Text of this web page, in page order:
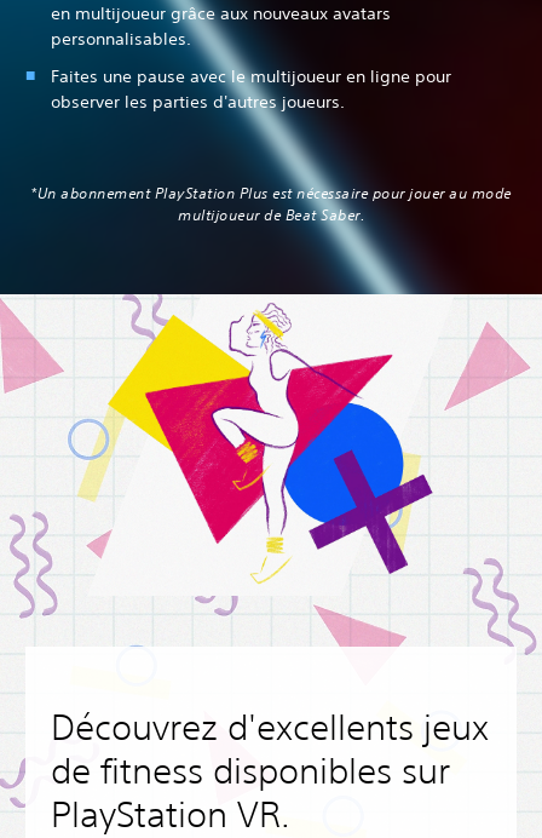
en multijoueur grâce aux nouveaux avatars
personnalisables.
Faites une pause avec le multijoueur en ligne pour
observer les parties d'autres joueurs.
‎*Un abonnement PlayStation Plus est nécessaire pour jouer au mode
multijoueur de Beat Saber.‎
Découvrez d'excellents jeux
de fitness disponibles sur
PlayStation VR.